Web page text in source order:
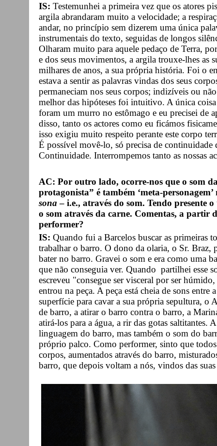
IS: Testemunhei a primeira vez que os atores
argila abrandaram muito a velocidade; a
andar, no princípio sem dizerem uma única
instrumentais do texto, seguidas de longos
Olharam muito para aquele pedaço de Terra,
e dos seus movimentos, a argila trouxe-lhes as
milhares de anos, a sua própria história. Foi o
estava a sentir as palavras vindas dos seus
permaneciam nos seus corpos; indizíveis ou
melhor das hipóteses foi intuitivo. A única
foram um murro no estômago e eu precisei de
disso, tanto os actores como eu ficámos
isso exigiu muito respeito perante este corpo
É possível movê-lo, só precisa de continuidade
Continuidade. Interrompemos tanto as nossas
AC: Por outro lado, ocorre-nos que o som
protagonista” é também ‘meta-
sona – i.e., através do som. Tendo presente
o som através da carne. Comentas, a partir
performer?
IS: Quando fui a Barcelos buscar as primeiras
trabalhar o barro. O dono da olaria, o Sr. Braz,
bater no barro. Gravei o som e era como uma
que não conseguia ver. Quando partilhei esse
escreveu "consegue ser visceral por ser
entrou na peça. A peça está cheia de sons entre
superfície para cavar a sua própria sepultura, o
de barro, a atirar o barro contra o barro, a
atirá-los para a água, a rir das gotas saltitantes.
linguagem do barro, mas também o som do
próprio palco. Como performer, sinto que todos
corpos, aumentados através do barro,
barro, que depois voltam a nós, vindos das